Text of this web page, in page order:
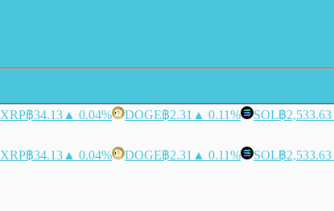
XRP฿34.13 ▲ 0.04% DOGE฿2.31 ▲ 0.11% SOL฿2,533.63
XRP฿34.13 ▲ 0.04% DOGE฿2.31 ▲ 0.11% SOL฿2,533.63